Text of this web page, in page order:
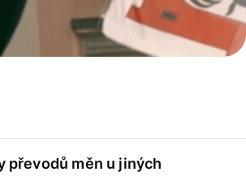
převodů měn u jiných